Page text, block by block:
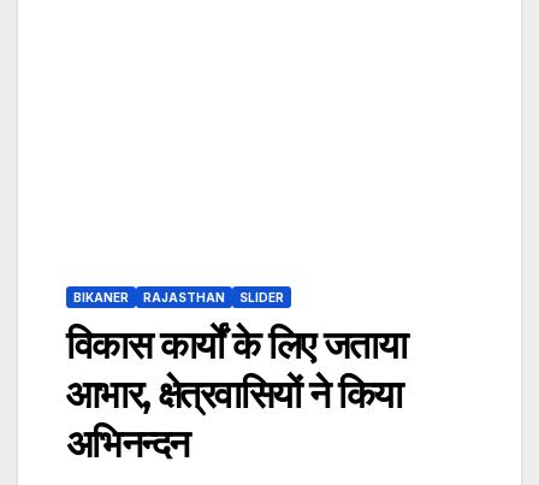
BIKANER RAJASTHAN SLIDER
विकास कार्यों के लिए जताया
आभार, क्षेत्रवासियों ने किया
अभिनन्दन